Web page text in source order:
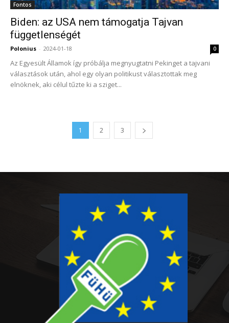
Fontos
Biden: az USA nem támogatja Tajvan
függetlenségét
Polonius - 2024-01-18 0
Az Egyesült Államok így próbálja megnyugtatni Pekinget a tajvani
választások után, ahol egy olyan politikust választottak meg
elnöknek, aki célul tűzte ki a sziget...
1 2 3